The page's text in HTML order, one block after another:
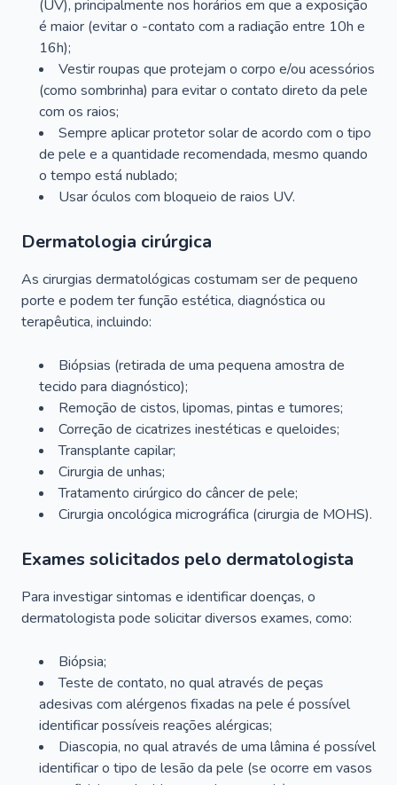
(UV), principalmente nos horários em que a exposição
é maior (evitar o -contato com a radiação entre 10h e
16h);
Vestir roupas que protejam o corpo e/ou acessórios
(como sombrinha) para evitar o contato direto da pele
com os raios;
Sempre aplicar protetor solar de acordo com o tipo
de pele e a quantidade recomendada, mesmo quando
o tempo está nublado;
Usar óculos com bloqueio de raios UV.
Dermatologia cirúrgica
As cirurgias dermatológicas costumam ser de pequeno
porte e podem ter função estética, diagnóstica ou
terapêutica, incluindo:
Biópsias (retirada de uma pequena amostra de
tecido para diagnóstico);
Remoção de cistos, lipomas, pintas e tumores;
Correção de cicatrizes inestéticas e queloides;
Transplante capilar;
Cirurgia de unhas;
Tratamento cirúrgico do câncer de pele;
Cirurgia oncológica micrográfica (cirurgia de MOHS).
Exames solicitados pelo dermatologista
Para investigar sintomas e identificar doenças, o
dermatologista pode solicitar diversos exames, como:
Biópsia;
Teste de contato, no qual através de peças
adesivas com alérgenos fixadas na pele é possível
identificar possíveis reações alérgicas;
Diascopia, no qual através de uma lâmina é possível
identificar o tipo de lesão da pele (se ocorre em vasos